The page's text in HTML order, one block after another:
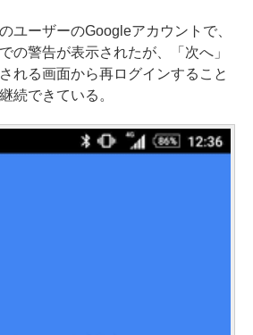
ユーザーのGoogleアカウントで、
の警告が表示されたが、「次へ」
れる画面から再ログインすること
続できている。